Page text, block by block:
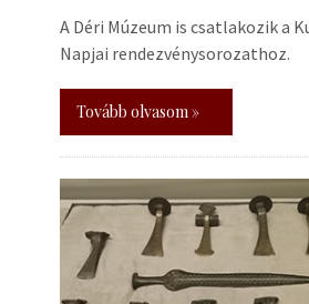
A Déri Múzeum is csatlakozik a
Napjai rendezvénysorozathoz.
Tovább olvasom »